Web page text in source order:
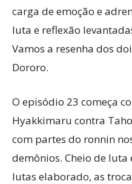
carga de emoção e
luta e reflexão
Vamos a resenha dos
Dororo.
O episódio 23 começa
Hyakkimaru contra
com partes do ronnin
demônios. Cheio de
lutas elaborado, as